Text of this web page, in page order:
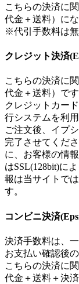
こちらの決済に
代金＋送料）にな
※代引手数料は無
クレジット決済
こちらの決済に
代金＋送料）です
クレジットカー
行システムを利
ご注文後、イプ
完了させてくだ
に、お客様の情
はSSL(128bit)に
報は当サイトで
す。
コンビニ決済
決済手数料は、一
お支払い確認後
こちらの決済に
代金＋送料＋決